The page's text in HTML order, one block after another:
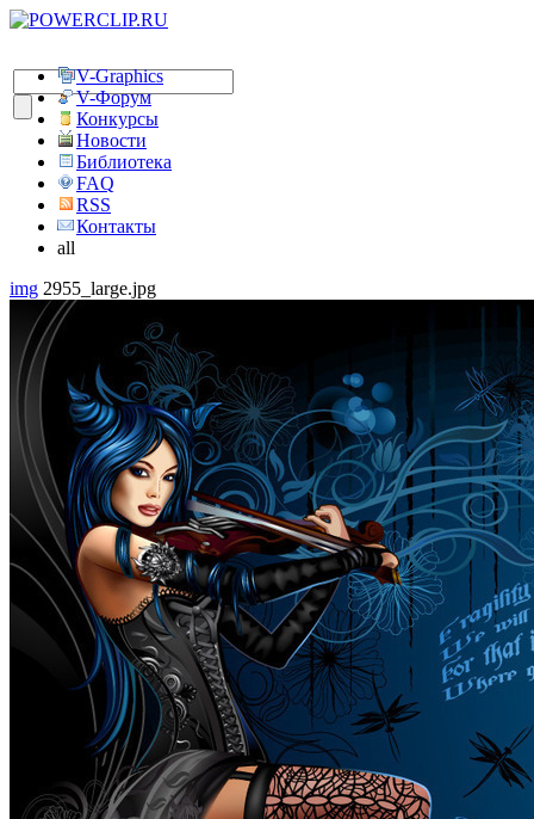
V-Graphics
V-Форум
Конкурсы
Новости
Библиотека
FAQ
RSS
Контакты
all
img 2955_large.jpg